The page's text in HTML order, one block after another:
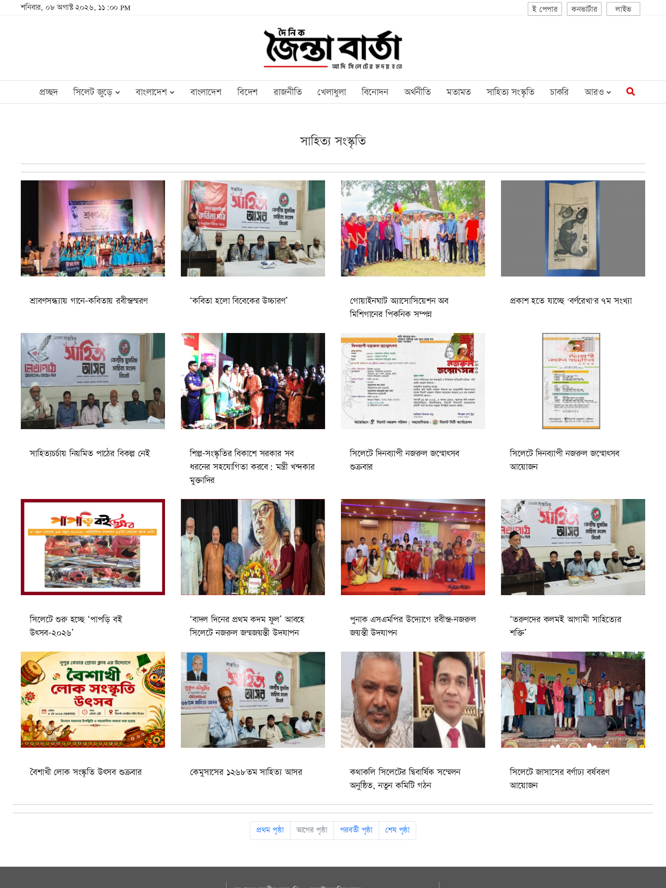
শনিবার, ০৮ অগাস্ট ২০২৬, ১১:০০ PM ই পেপার কনভার্টার লাইভ
প্রচ্ছদ সিলেট জুড়ে বাংলাদেশ বাংলাদেশ বিদেশ রাজনীতি খেলাধুলা বিনোদন অর্থনীতি মতামত সাহিত্য সংস্কৃতি চাকরি আরও
সাহিত্য সংস্কৃতি
শ্রাবণসন্ধ্যায় গানে-কবিতায় রবীন্দ্রস্মরণ ‘কবিতা হলো বিবেকের উচ্চারণ’
গোয়াইনঘাট অ্যাসোসিয়েশন অব
মিশিগানের পিকনিক সম্পন্ন
প্রকাশ হতে যাচ্ছে 'বর্ণরেখা'র ৭ম সংখ্যা
সাহিত্যচর্চায় নিয়মিত পাঠের বিকল্প নেই
শিল্প-সংস্কৃতির বিকাশে সরকার সব
ধরনের সহযোগিতা করবে: মন্ত্রী খন্দকার
মুক্তাদির
সিলেটে দিনব্যাপী নজরুল জন্মোৎসব
শুক্রবার
সিলেটে দিনব্যাপী নজরুল জন্মোৎসব
আয়োজন
সিলেটে শুরু হচ্ছে ‘পাপড়ি বই
উৎসব-২০২৬’
‘বাদল দিনের প্রথম কদম ফুল’ আবহে
সিলেটে নজরুল জন্মজয়ন্তী উদযাপন
পুনাক এসএমপির উদ্যোগে রবীন্দ্র-নজরুল
জয়ন্তী উদযাপন
‘তরুণদের কলমই আগামী সাহিত্যের
শক্তি’
বৈশাখী লোক সংস্কৃতি উৎসব শুক্রবার কেমুসাসের ১২৬৮তম সাহিত্য আসর
কথাকলি সিলেটের দ্বিবার্ষিক সম্মেলন
অনুষ্ঠিত, নতুন কমিটি গঠন
সিলেটে জাসাসের বর্ণাঢ্য বর্ষবরণ
আয়োজন
প্রথম পৃষ্ঠা আগের পৃষ্ঠা পরবর্তী পৃষ্ঠা শেষ পৃষ্ঠা